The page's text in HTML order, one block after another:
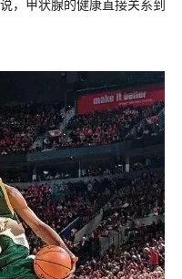
，甲状腺的健康直接关系到